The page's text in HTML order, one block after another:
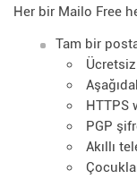
Her bir Mailo Free
Tam bir
HTTPS
PGP
Akıllı